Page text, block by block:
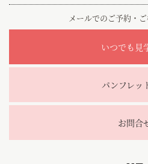
メールでのご予約・
いつでも見
パンフレッ
お問合